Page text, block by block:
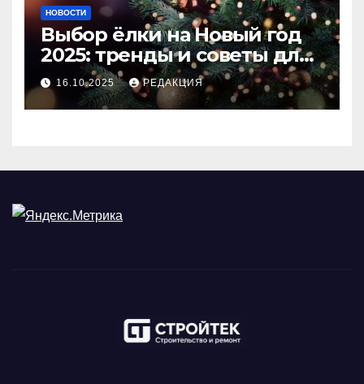
НОВОСТИ
Выбор ёлки на Новый год
2025: тренды и советы для
идеального праздника
16.10.2025 РЕДАКЦИЯ